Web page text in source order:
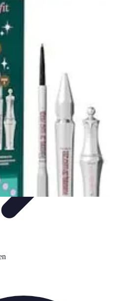
et Alimentation